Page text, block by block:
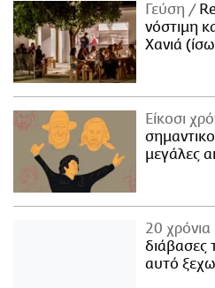
Γεύση
νόστιμη
Χανιά
Είκοσι
μεγάλες
20 χρόνια
διάβασες
αυτό